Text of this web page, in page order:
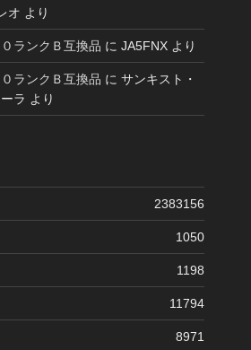
オ より
ランクＢ互換品 に JA5FNXより
ランクＢ互換品 に サンキスト・
ラ より
2383156
1050
1198
11794
8971